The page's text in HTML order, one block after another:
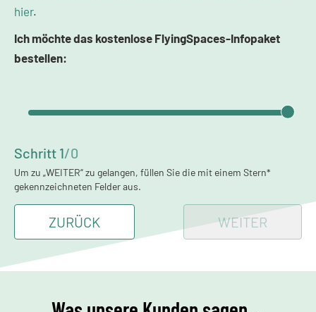
hier.
Ich möchte das kostenlose FlyingSpaces-Infopaket
bestellen:
Schritt 1/0
Um zu „WEITER“ zu gelangen, füllen Sie die mit einem Stern*
gekennzeichneten Felder aus.
ZURÜCK WEITER